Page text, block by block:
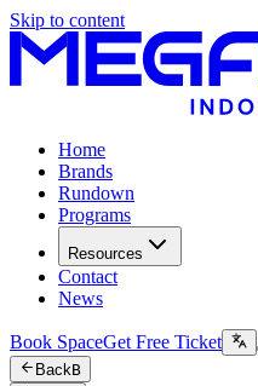
Skip to content
Home
Brands
Rundown
Programs
Resources
Contact
News
Book SpaceGet Free Ticket
BackB